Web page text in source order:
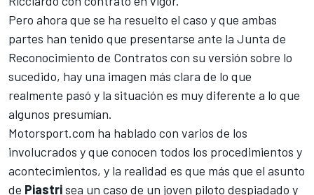
Pero ahora que se ha resuelto el caso y que ambas
partes han tenido que presentarse ante la Junta de
Reconocimiento de Contratos con su versión sobre lo
sucedido, hay una imagen más clara de lo que
realmente pasó y la situación es muy diferente a lo que
algunos presumían.
Motorsport.com ha hablado con varios de los
involucrados y que conocen todos los procedimientos y
acontecimientos, y la realidad es que más que el asunto
de Piastrisea un caso de un joven piloto despiadado y